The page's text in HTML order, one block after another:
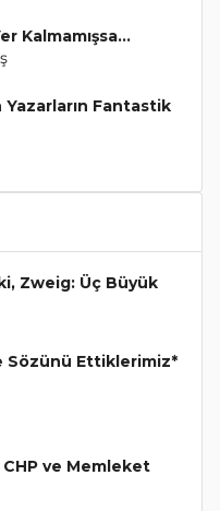
Kalmamışsa...
Yazarların Fantastik
Zweig: Üç Büyük
Sözünü Ettiklerimiz*
CHP ve Memleket